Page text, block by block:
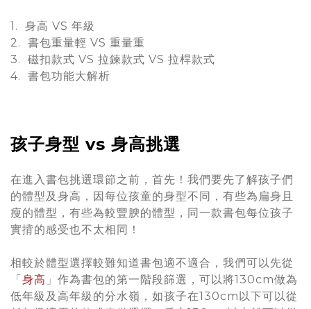
1. 身高 VS 年級
2. 書包重量輕 VS 重量重
3. 磁扣款式 VS 拉鍊款式 VS 拉桿款式
4. 書包功能大解析
孩子身型 vs 身高挑選
在進入書包挑選環節之前，首先！我們要先了解孩子們
的體型及身高，因每位孩童的身型不同，有些為扁身且
瘦的體型，有些為較豐腴的體型，同一款書包每位孩子
實揹的感受也不太相同！
相較於體型選擇較難知道書包適不適合，我們可以先從
「身高 」作為書包的第一階段篩選，可以將130cm做為
低年級及高年級的分水嶺，如孩子在130cm以下可以從